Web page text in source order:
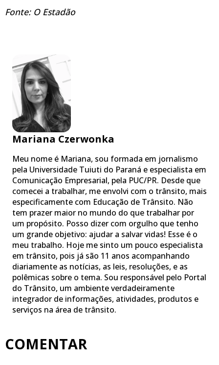
Fonte: O Estadão
Mariana Czerwonka
Meu nome é Mariana, sou formada em jornalismo
pela Universidade Tuiuti do Paraná e especialista em
Comunicação Empresarial, pela PUC/PR. Desde que
comecei a trabalhar, me envolvi com o trânsito, mais
especificamente com Educação de Trânsito. Não
tem prazer maior no mundo do que trabalhar por
um propósito. Posso dizer com orgulho que tenho
um grande objetivo: ajudar a salvar vidas! Esse é o
meu trabalho. Hoje me sinto um pouco especialista
em trânsito, pois já são 11 anos acompanhando
diariamente as notícias, as leis, resoluções, e as
polêmicas sobre o tema. Sou responsável pelo Portal
do Trânsito, um ambiente verdadeiramente
integrador de informações, atividades, produtos e
serviços na área de trânsito.
COMENTAR